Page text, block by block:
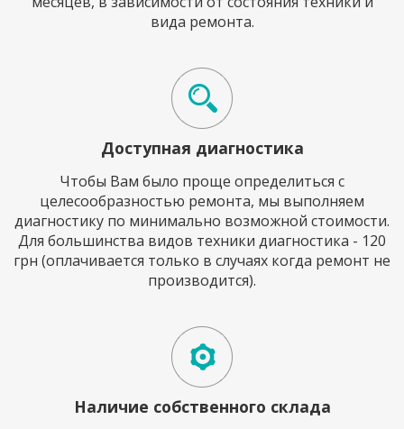
вида ремонта.
Доступная диагностика
Чтобы Вам было проще определиться с
целесообразностью ремонта, мы выполняем
диагностику по минимально возможной стоимости.
Для большинства видов техники диагностика - 120
грн (оплачивается только в случаях когда ремонт не
производится).
Наличие собственного склада